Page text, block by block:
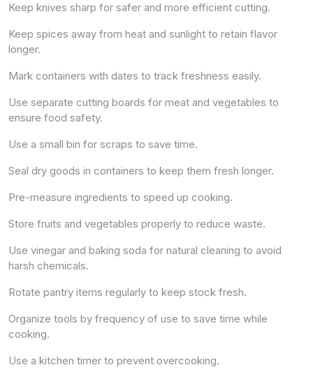
Keep knives sharp for safer and more efficient cutting.
Keep spices away from heat and sunlight to retain flavor
longer.
Mark containers with dates to track freshness easily.
Use separate cutting boards for meat and vegetables to
ensure food safety.
Use a small bin for scraps to save time.
Seal dry goods in containers to keep them fresh longer.
Pre-measure ingredients to speed up cooking.
Store fruits and vegetables properly to reduce waste.
Use vinegar and baking soda for natural cleaning to avoid
harsh chemicals.
Rotate pantry items regularly to keep stock fresh.
Organize tools by frequency of use to save time while
cooking.
Use a kitchen timer to prevent overcooking.